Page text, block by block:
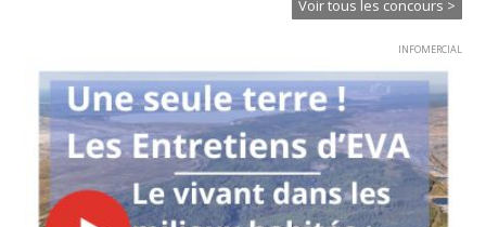
Voir tous les concours >
INFOMERCIAL